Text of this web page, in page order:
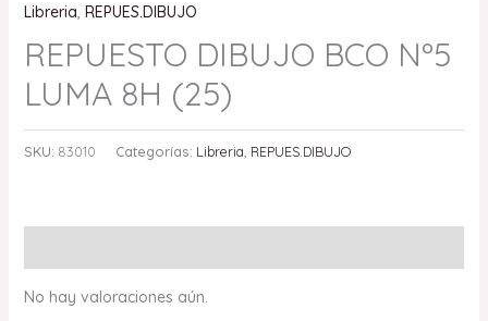
Libreria, REPUES.DIBUJO
REPUESTO DIBUJO BCO Nº5
LUMA 8H (25)
SKU: 83010 Categorías: Libreria REPUES.DIBUJO
No hay valoraciones aún.